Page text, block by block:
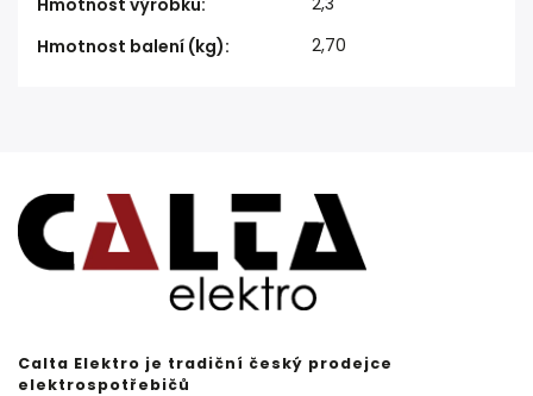
Hmotnost výrobku:
Hmotnost balení (kg): 2,70
Calta Elektro je tradiční český prodejce
elektrospotřebičů